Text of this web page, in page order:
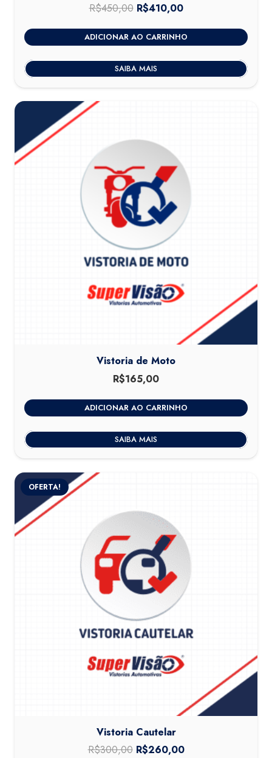
R$450,00 O
preço
original
era:
R$450,00.
R$410,00O
preço
atual
é:
R$410,00.
ADICIONAR AO CARRINHO
SAIBA MAIS
Vistoria de Moto
R$165,00
ADICIONAR AO CARRINHO
SAIBA MAIS
OFERTA!
Vistoria Cautelar
R$300,00 O
R$260,00O